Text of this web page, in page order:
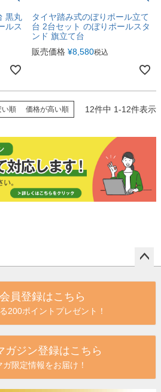
黒丸
ルス
タイヤ踏み式のぼりポール立て
台 2台セット のぼりポールスタ
ンド 旗立て台
販売価格 ¥8,580税込
い順 価格が高い順 12件中 1-12件表示
員登録はこちら
200ポイントプレゼント！
ガジン登録はこちら
ガ限定情報をお届け！